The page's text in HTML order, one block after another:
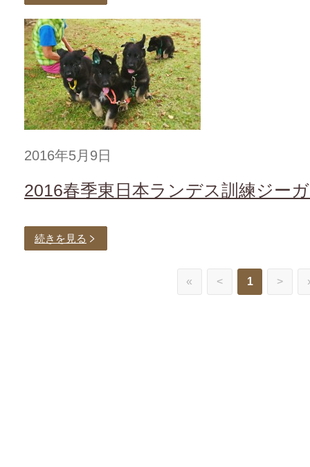
2016年5月9日
2016春季東日本ランデス訓練ジー
続きを見る
« < 1 >